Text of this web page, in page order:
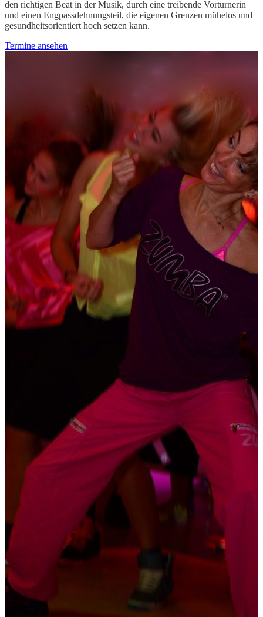
den richtigen Beat in der Musik, durch eine treibende Vorturnerin
und einen Engpassdehnungsteil, die eigenen Grenzen mühelos und
gesundheitsorientiert hoch setzen kann.
Termine ansehen